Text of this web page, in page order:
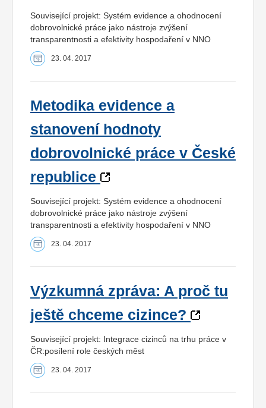
Související projekt: Systém evidence a ohodnocení
dobrovolnické práce jako nástroje zvýšení
transparentnosti a efektivity hospodaření v NNO
23. 04. 2017
Metodika evidence a
stanovení hodnoty
dobrovolnické práce v České
republice
Související projekt: Systém evidence a ohodnocení
dobrovolnické práce jako nástroje zvýšení
transparentnosti a efektivity hospodaření v NNO
23. 04. 2017
Výzkumná zpráva: A proč tu
ještě chceme cizince?
Související projekt: Integrace cizinců na trhu práce v
ČR:posílení role českých měst
23. 04. 2017